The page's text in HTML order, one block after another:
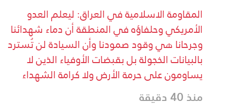
المقاومة الاسلامية في العراق: ليعلم العدو
الأمريكي وحلفاؤه في المنطقة أن دماء شهدائنا
وجرحانا هي وقود صمودنا وأن السيادة لن تُسترد
بالبيانات الخجولة بل بقبضات الأوفياء الذين لا
يساومون على حرمة الأرض ولا كرامة الشهداء
منذ 40 دقيقة